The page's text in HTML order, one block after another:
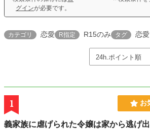
グインが必要です。
カテゴリ 恋愛 R指定 R15のみ タグ 恋
1 お
義家族に虐げられた令嬢は家から逃げ